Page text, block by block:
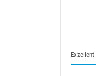
Exzellent